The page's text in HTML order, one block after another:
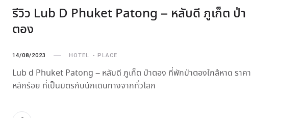
รีวิว Lub D Phuket Patong – หลับดี ภูเก็ต ป่า
ตอง
14/08/2023 HOTEL PLACE
Lub d Phuket Patong – หลับดี ภูเก็ต ป่าตอง ที่พักป่าตองใกล้หาด ราคา
หลักร้อย ที่เป็นมิตรกับนักเดินทางจากทั่วโลก